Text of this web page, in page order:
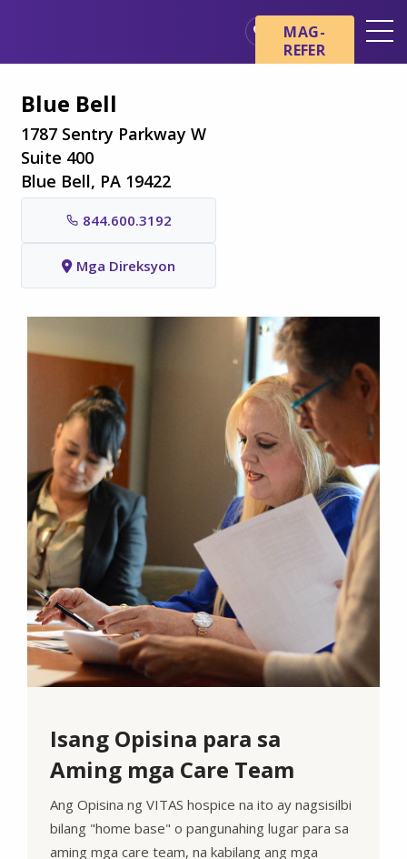
Mga Pangunahing Kaalaman
tungkol sa Hospice
Ang aming mga Serbisyo
Healthcare Professionals
alaga
MAG-
REFER
Blue Bell
1787 Sentry Parkway W
Suite 400
Blue Bell, PA 19422
844.600.3192
Mga Direksyon
Isang Opisina para sa
Aming mga Care Team
Ang Opisina ng VITAS hospice na ito ay nagsisilbi
bilang "home base" o pangunahing lugar para sa
aming mga care team, na kabilang ang mga